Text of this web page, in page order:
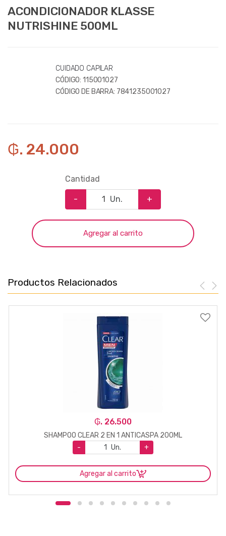
ACONDICIONADOR KLASSE
NUTRISHINE 500ML
CUIDADO CAPILAR
CÓDIGO: 115001027
CÓDIGO DE BARRA: 7841235001027
₲. 24.000
Cantidad
- Un. +
Agregar al carrito
Productos Relacionados
₲. 26.500
SHAMPOO CLEAR 2 EN 1 ANTICASPA 200ML
-
Un. +
Agregar al carrito